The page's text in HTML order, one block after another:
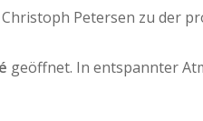
Petersen zu der
geöffnet. In entspannter